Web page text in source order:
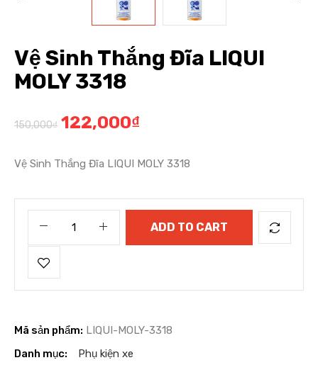
Vệ Sinh Thắng Đĩa LIQUI
MOLY 3318
150,000₫ 122,000₫
Vệ Sinh Thắng Đĩa LIQUI MOLY 3318
ADD TO CART
Mã sản phẩm: LIQUI-MOLY-3318
Danh mục:
Phụ kiện xe